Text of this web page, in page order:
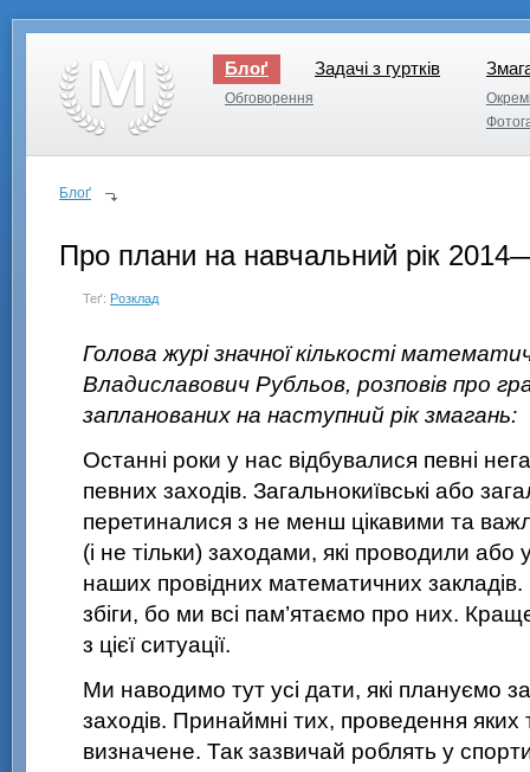
Блоґ
Обговорення
Обговорення
Задачі з гуртків
Задачі з гуртків
Блоґ
Про плани на навчальний рік
Теґ: Розклад
Голова журі значної кількості
Владиславович Рубльов, розповів про
запланованих на наступний рік змагань:
Останні роки у нас відбувалися певні
певних заходів. Загальнокиївські або
перетиналися з не менш цікавими та
(і не тільки) заходами, які проводили або
наших провідних математичних закладів.
збіги, бо ми всі пам’ятаємо про них.
з цієї ситуації.
Ми наводимо тут усі дати, які плануємо
заходів. Принаймні тих, проведення
визначене. Так зазвичай роблять у